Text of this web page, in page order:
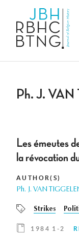
Ph. J.
Les émeutes
la révocation
AUTHOR(S)
Ph. J. VAN
Strikes
1984 1-2